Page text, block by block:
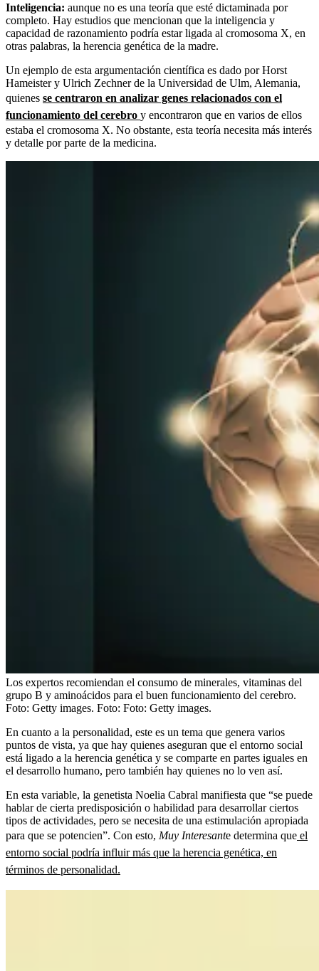
Inteligencia: aunque no es una teoría que esté dictaminada por
completo. Hay estudios que mencionan que la inteligencia y
capacidad de razonamiento podría estar ligada al cromosoma X, en
otras palabras, la herencia genética de la madre.
Un ejemplo de esta argumentación científica es dado por Horst
Hameister y Ulrich Zechner de la Universidad de Ulm, Alemania,
quienes se centraron en analizar genes relacionados con el
funcionamiento del cerebro y encontraron que en varios de ellos
estaba el cromosoma X. No obstante, esta teoría necesita más interés
y detalle por parte de la medicina.
Los expertos recomiendan el consumo de minerales, vitaminas del
grupo B y aminoácidos para el buen funcionamiento del cerebro.
Foto: Getty images. Foto: Foto: Getty images.
En cuanto a la personalidad, este es un tema que genera varios
puntos de vista, ya que hay quienes aseguran que el entorno social
está ligado a la herencia genética y se comparte en partes iguales en
el desarrollo humano, pero también hay quienes no lo ven así.
En esta variable, la genetista Noelia Cabral manifiesta que “se puede
hablar de cierta predisposición o habilidad para desarrollar ciertos
tipos de actividades, pero se necesita de una estimulación apropiada
para que se potencien”. Con esto, Muy Interesante determina que el
entorno social podría influir más que la herencia genética, en
términos de personalidad.